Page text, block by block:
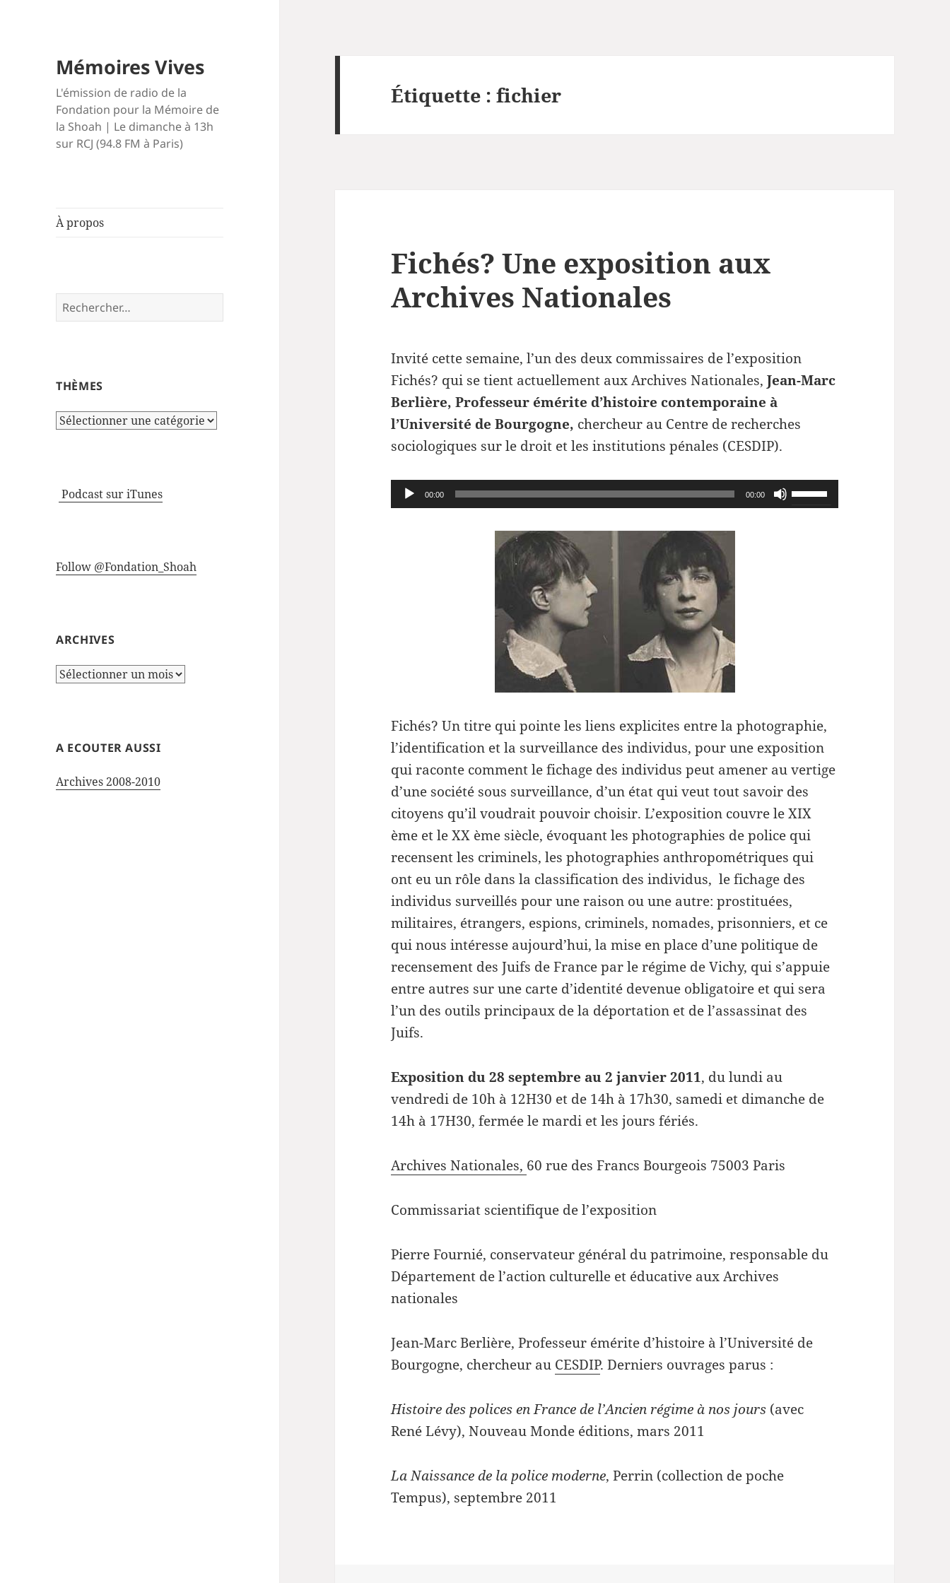
Mémoires Vives
L'émission de radio de la
Fondation pour la Mémoire de
la Shoah | Le dimanche à 13h
sur RCJ (94.8 FM à Paris)
À propos
Rechercher :
THÈMES
Thèmes
Podcast sur iTunes
Follow @Fondation_Shoah
ARCHIVES
Archives
A ECOUTER AUSSI
Archives 2008-2010
Étiquette :fichier
Fichés? Une exposition aux
Archives Nationales
Invité cette semaine, l’un des deux commissaires de l’exposition
Fichés? qui se tient actuellement aux Archives Nationales,Jean-Marc
Berlière, Professeur émérite d’histoire contemporaine à
l’Université de Bourgogne, chercheur au Centre de recherches
sociologiques sur le droit et les institutions pénales (CESDIP).
Lecteur
audio
00:00 00:00
Utilisez
les
Fichés? Un titre qui pointe les liens explicites entre la photographie,
l’identification et la surveillance des individus, pour une exposition
qui raconte comment le fichage des individus peut amener au vertige
d’une société sous surveillance, d’un état qui veut tout savoir des
citoyens qu’il voudrait pouvoir choisir. L’exposition couvre le XIX
ème et le XX ème siècle, évoquant les photographies de police qui
recensent les criminels, les photographies anthropométriques qui
ont eu un rôle dans la classification des individus, le fichage des
individus surveillés pour une raison ou une autre: prostituées,
militaires, étrangers, espions, criminels, nomades, prisonniers, et ce
qui nous intéresse aujourd’hui, la mise en place d’une politique de
recensement des Juifs de France par le régime de Vichy, qui s’appuie
entre autres sur une carte d’identité devenue obligatoire et qui sera
l’un des outils principaux de la déportation et de l’assassinat des
Juifs.
Exposition du 28 septembre au 2 janvier 2011, du lundi au
vendredi de 10h à 12H30 et de 14h à 17h30, samedi et dimanche de
14h à 17H30, fermée le mardi et les jours fériés.
Archives Nationales, 60 rue des Francs Bourgeois 75003 Paris
Commissariat scientifique de l’exposition
Pierre Fournié, conservateur général du patrimoine, responsable du
Département de l’action culturelle et éducative aux Archives
nationales
Jean-Marc Berlière, Professeur émérite d’histoire à l’Université de
Bourgogne, chercheur au CESDIP. Derniers ouvrages parus :
Histoire des polices en France de l’Ancien régime à nos jours (avec
René Lévy), Nouveau Monde éditions, mars 2011
La Naissance de la police moderne, Perrin (collection de poche
Tempus), septembre 2011